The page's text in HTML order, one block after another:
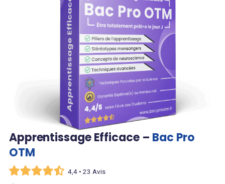
Apprentissage Efficace – Bac Pro
OTM
4,4 • 23 Avis